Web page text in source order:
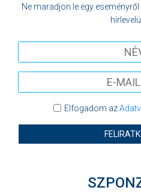
Ne maradjon le egy
Elfogadom az